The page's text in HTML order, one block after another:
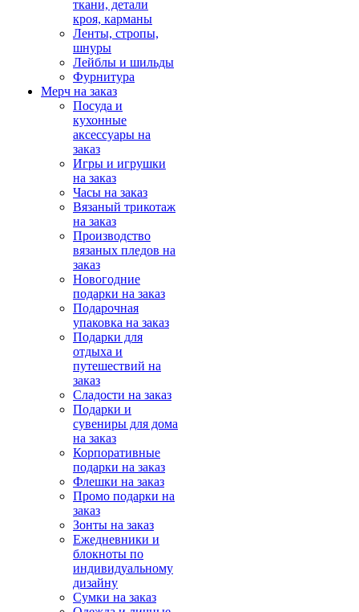
ткани, детали
кроя, карманы
Ленты, стропы,
шнуры
Лейблы и шильды
Фурнитура
Мерч на заказ
Посуда и
кухонные
аксессуары на
заказ
Игры и игрушки
на заказ
Часы на заказ
Вязаный трикотаж
на заказ
Производство
вязаных пледов на
заказ
Новогодние
подарки на заказ
Подарочная
упаковка на заказ
Подарки для
отдыха и
путешествий на
заказ
Сладости на заказ
Подарки и
сувениры для дома
на заказ
Корпоративные
подарки на заказ
Флешки на заказ
Промо подарки на
заказ
Зонты на заказ
Ежедневники и
блокноты по
индивидуальному
дизайну
Сумки на заказ